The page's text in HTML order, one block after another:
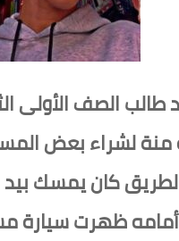
طالب الصف الأولى
لشراء بعض
كان يمسك بيد
ظهرت سيارة